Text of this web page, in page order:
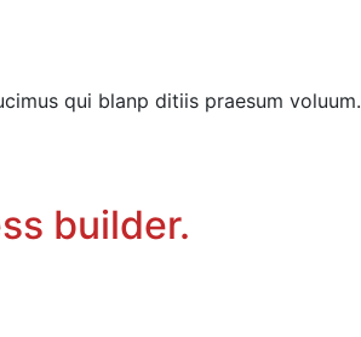
qui blanp ditiis praesum voluum.
builder.